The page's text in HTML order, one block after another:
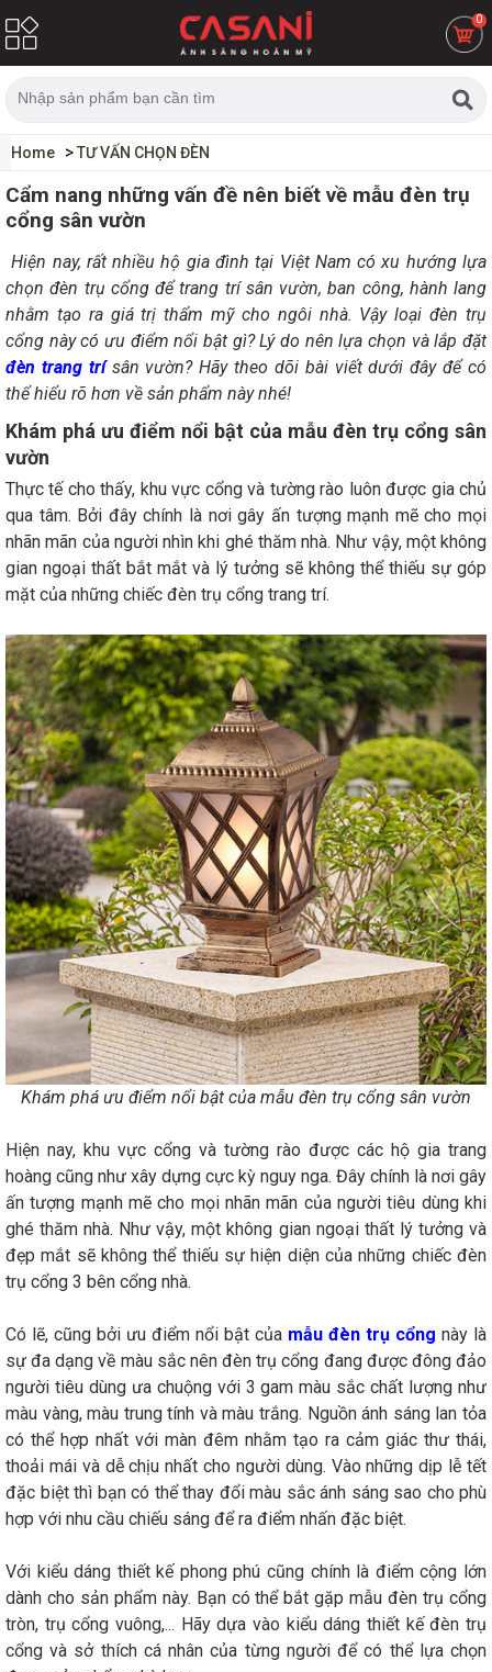
0
Home TƯ VẤN CHỌN ĐÈN
Cẩm nang những vấn đề nên biết về mẫu đèn trụ
cổng sân vườn
Hiện nay, rất nhiều hộ gia đình tại Việt Nam có xu hướng lựa
chọn đèn trụ cổng để trang trí sân vườn, ban công, hành lang
nhằm tạo ra giá trị thẩm mỹ cho ngôi nhà. Vậy loại đèn trụ
cổng này có ưu điểm nổi bật gì? Lý do nên lựa chọn và lắp đặt
đèn trang trísân vườn? Hãy theo dõi bài viết dưới đây để có
thể hiểu rõ hơn về sản phẩm này nhé!
Khám phá ưu điểm nổi bật của mẫu đèn trụ cổng sân
vườn
Thực tế cho thấy, khu vực cổng và tường rào luôn được gia chủ
qua tâm. Bởi đây chính là nơi gây ấn tượng mạnh mẽ cho mọi
nhãn mãn của người nhìn khi ghé thăm nhà. Như vậy, một không
gian ngoại thất bắt mắt và lý tưởng sẽ không thể thiếu sự góp
mặt của những chiếc đèn trụ cổng trang trí.
Khám phá ưu điểm nổi bật của mẫu đèn trụ cổng sân vườn
Hiện nay, khu vực cổng và tường rào được các hộ gia trang
hoàng cũng như xây dựng cực kỳ nguy nga. Đây chính là nơi gây
ấn tượng mạnh mẽ cho mọi nhãn mãn của người tiêu dùng khi
ghé thăm nhà. Như vậy, một không gian ngoại thất lý tưởng và
đẹp mắt sẽ không thể thiếu sự hiện diện của những chiếc đèn
trụ cổng 3 bên cổng nhà.
Có lẽ, cũng bởi ưu điểm nổi bật của mẫu đèn trụ cổng này là
sự đa dạng về màu sắc nên đèn trụ cổng đang được đông đảo
người tiêu dùng ưa chuộng với 3 gam màu sắc chất lượng như
màu vàng, màu trung tính và màu trắng. Nguồn ánh sáng lan tỏa
có thể hợp nhất với màn đêm nhằm tạo ra cảm giác thư thái,
thoải mái và dễ chịu nhất cho người dùng. Vào những dịp lễ tết
đặc biệt thì bạn có thể thay đổi màu sắc ánh sáng sao cho phù
hợp với nhu cầu chiếu sáng để ra điểm nhấn đặc biệt.
Với kiểu dáng thiết kế phong phú cũng chính là điểm cộng lớn
dành cho sản phẩm này. Bạn có thể bắt gặp mẫu đèn trụ cổng
tròn, trụ cổng vuông,... Hãy dựa vào kiểu dáng thiết kế đèn trụ
cổng và sở thích cá nhân của từng người để có thể lựa chọn